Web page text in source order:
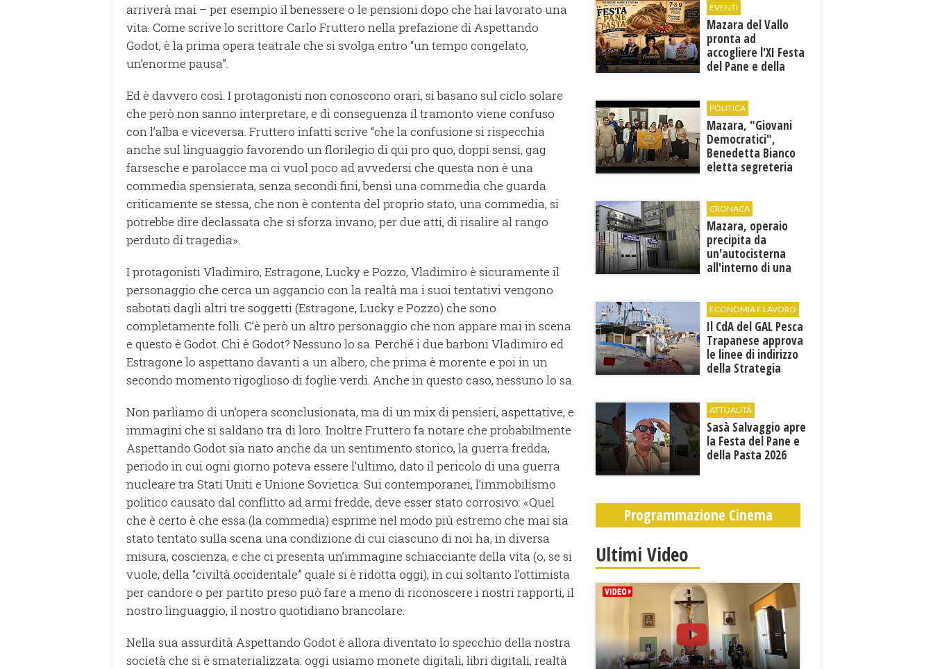
arriverà mai – per esempio il benessere o le pensioni dopo che hai lavorato una
vita. Come scrive lo scrittore Carlo Fruttero nella prefazione di Aspettando
Godot, è la prima opera teatrale che si svolga entro “un tempo congelato,
un’enorme pausa”.
Ed è davvero così. I protagonisti non conoscono orari, si basano sul ciclo solare
che però non sanno interpretare, e di conseguenza il tramonto viene confuso
con l’alba e viceversa. Fruttero infatti scrive “che la confusione si rispecchia
anche sul linguaggio favorendo un florilegio di qui pro quo, doppi sensi, gag
farsesche e parolacce ma ci vuol poco ad avvedersi che questa non è una
commedia spensierata, senza secondi fini, bensì una commedia che guarda
criticamente se stessa, che non è contenta del proprio stato, una commedia, si
potrebbe dire declassata che si sforza invano, per due atti, di risalire al rango
perduto di tragedia».
I protagonisti Vladimiro, Estragone, Lucky e Pozzo, Vladimiro è sicuramente il
personaggio che cerca un aggancio con la realtà ma i suoi tentativi vengono
sabotati dagli altri tre soggetti (Estragone, Lucky e Pozzo) che sono
completamente folli. C’è però un altro personaggio che non appare mai in scena
e questo è Godot. Chi è Godot? Nessuno lo sa. Perché i due barboni Vladimiro ed
Estragone lo aspettano davanti a un albero, che prima è morente e poi in un
secondo momento rigoglioso di foglie verdi. Anche in questo caso, nessuno lo sa.
Non parliamo di un’opera sconclusionata, ma di un mix di pensieri, aspettative, e
immagini che si saldano tra di loro. Inoltre Fruttero fa notare che probabilmente
Aspettando Godot sia nato anche da un sentimento storico, la guerra fredda,
periodo in cui ogni giorno poteva essere l’ultimo, dato il pericolo di una guerra
nucleare tra Stati Uniti e Unione Sovietica. Sui contemporanei, l’immobilismo
politico causato dal conflitto ad armi fredde, deve esser stato corrosivo: «Quel
che è certo è che essa (la commedia) esprime nel modo più estremo che mai sia
stato tentato sulla scena una condizione di cui ciascuno di noi ha, in diversa
misura, coscienza, e che ci presenta un’immagine schiacciante della vita (o, se si
vuole, della “civiltà occidentale” quale si è ridotta oggi), in cui soltanto l’ottimista
per candore o per partito preso può fare a meno di riconoscere i nostri rapporti, il
nostro linguaggio, il nostro quotidiano brancolare.
Nella sua assurdità Aspettando Godot è allora diventato lo specchio della nostra
società che si è smaterializzata: oggi usiamo monete digitali, libri digitali, realtà
EVENTI
Mazara del Vallo
pronta ad
accogliere l'XI Festa
del Pane e della
POLITICA
Mazara, "Giovani
Democratici",
Benedetta Bianco
eletta segreteria
CRONACA
Mazara, operaio
precipita da
un'autocisterna
all'interno di una
Sofia"
ECONOMIA E LAVORO
Il CdA del GAL Pesca
Trapanese approva
le linee di indirizzo
della Strategia
ATTUALITÀ
Sasà Salvaggio apre
la Festa del Pane e
della Pasta 2026
Programmazione Cinema
Ultimi Video